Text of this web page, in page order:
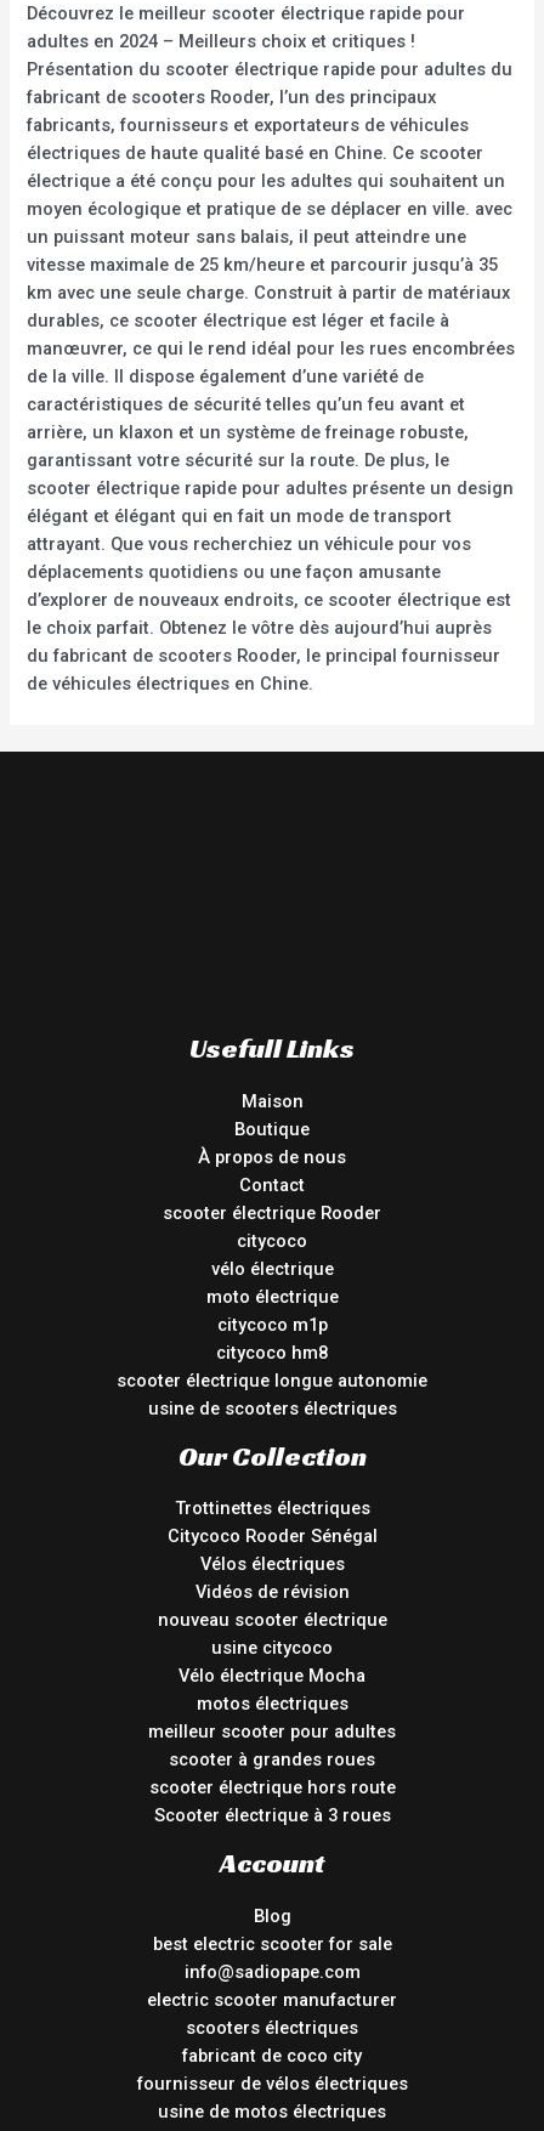
Découvrez le meilleur scooter électrique rapide pour
adultes en 2024 – Meilleurs choix et critiques !
Présentation du scooter électrique rapide pour adultes du
fabricant de scooters Rooder, l’un des principaux
fabricants, fournisseurs et exportateurs de véhicules
électriques de haute qualité basé en Chine. Ce scooter
électrique a été conçu pour les adultes qui souhaitent un
moyen écologique et pratique de se déplacer en ville. avec
un puissant moteur sans balais, il peut atteindre une
vitesse maximale de 25 km/heure et parcourir jusqu’à 35
km avec une seule charge. Construit à partir de matériaux
durables, ce scooter électrique est léger et facile à
manœuvrer, ce qui le rend idéal pour les rues encombrées
de la ville. Il dispose également d’une variété de
caractéristiques de sécurité telles qu’un feu avant et
arrière, un klaxon et un système de freinage robuste,
garantissant votre sécurité sur la route. De plus, le
scooter électrique rapide pour adultes présente un design
élégant et élégant qui en fait un mode de transport
attrayant. Que vous recherchiez un véhicule pour vos
déplacements quotidiens ou une façon amusante
d’explorer de nouveaux endroits, ce scooter électrique est
le choix parfait. Obtenez le vôtre dès aujourd’hui auprès
du fabricant de scooters Rooder, le principal fournisseur
de véhicules électriques en Chine.
Usefull Links
Maison
Boutique
À propos de nous
Contact
scooter électrique Rooder
citycoco
vélo électrique
moto électrique
citycoco m1p
citycoco hm8
scooter électrique longue autonomie
usine de scooters électriques
Our Collection
Trottinettes électriques
Citycoco Rooder Sénégal
Vélos électriques
Vidéos de révision
nouveau scooter électrique
usine citycoco
Vélo électrique Mocha
motos électriques
meilleur scooter pour adultes
scooter à grandes roues
scooter électrique hors route
Scooter électrique à 3 roues
Account
Blog
best electric scooter for sale
info@sadiopape.com
electric scooter manufacturer
scooters électriques
fabricant de coco city
fournisseur de vélos électriques
usine de motos électriques